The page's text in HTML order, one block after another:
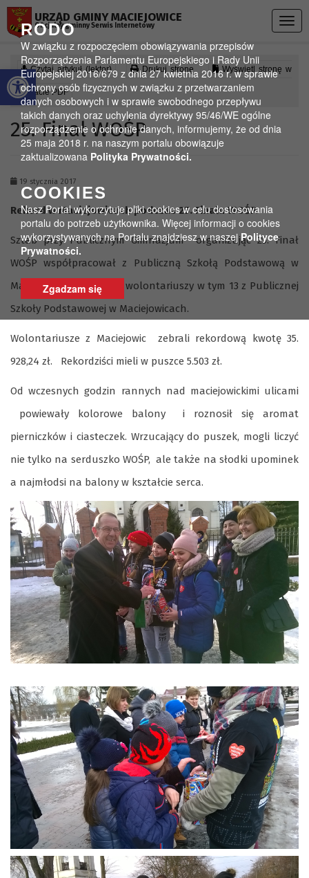
Otwórz pasek narzędzi
RODO
W związku z rozpoczęciem obowiązywania przepisów
Rozporządzenia Parlamentu Europejskiego i Rady Unii
Europejskiej 2016/679 z dnia 27 kwietnia 2016 r. w sprawie
ochrony osób fizycznych w związku z przetwarzaniem
danych osobowych i w sprawie swobodnego przepływu
takich danych oraz uchylenia dyrektywy 95/46/WE ogólne
rozporządzenie o ochronie danych, informujemy, że od dnia
25 maja 2018 r. na naszym portalu obowiązuje
zaktualizowana Polityka Prywatności.
COOKIES
Nasz Portal wykorzytuje pliki cookies w celu dostosowania
portalu do potrzeb użytkownika. Więcej informacji o cookies
wykorzystywanych na Portalu znajdziesz w naszejPolityce
Prywatności.
Zgadzam się
URZĄD GMINY MACIEJOWICE
Oficjalny gminny Serwis Internetowy
Czytaj artykuł (lektor) Drukuj stronę Wyświetl stronę w
formacie PDF
25. Finał WOŚP
19 stycznia 2017
Rekord w Maciejowicach podczas 25. Finału WOŚP.
Sztab przy Publicznym Gimnazjum organizując 25. Finał
WOŚP współpracował z Publiczną Szkołą Podstawową w
Maciejowicach. Liczył 56 wolontariuszy w tym 13 z Publicznej
Szkoły Podstawowej w Maciejowicach.
Wolontariusze z Maciejowic zebrali rekordową kwotę 35.
928,24 zł. Rekordziści mieli w puszce 5.503 zł.
Od wczesnych godzin rannych nad maciejowickimi ulicami
powiewały kolorowe balony i roznosił się aromat
pierniczków i ciasteczek. Wrzucający do puszek, mogli liczyć
nie tylko na serduszko WOŚP, ale także na słodki upominek
a najmłodsi na balony w kształcie serca.